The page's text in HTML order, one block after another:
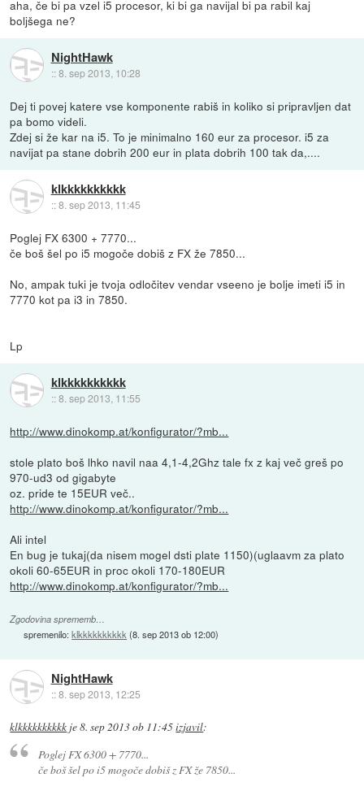
aha, če bi pa vzel i5 procesor, ki bi ga navijal bi pa rabil kaj
boljšega ne?
NightHawk
::8. sep 2013, 10:28
Dej ti povej katere vse komponente rabiš in koliko si pripravljen dat
pa bomo videli.
Zdej si že kar na i5. To je minimalno 160 eur za procesor. i5 za
navijat pa stane dobrih 200 eur in plata dobrih 100 tak da,....
klkkkkkkkkkk
::8. sep 2013, 11:45
Poglej FX 6300 + 7770...
če boš šel po i5 mogoče dobiš z FX že 7850...
No, ampak tuki je tvoja odločitev vendar vseeno je bolje imeti i5 in
7770 kot pa i3 in 7850.
Lp
klkkkkkkkkkk
::8. sep 2013, 11:55
http://www.dinokomp.at/konfigurator/?mb...
stole plato boš lhko navil naa 4,1-4,2Ghz tale fx z kaj več greš po
970-ud3 od gigabyte
oz. pride te 15EUR več..
http://www.dinokomp.at/konfigurator/?mb...
Ali intel
En bug je tukaj(da nisem mogel dsti plate 1150)(uglaavm za plato
okoli 60-65EUR in proc okoli 170-180EUR
http://www.dinokomp.at/konfigurator/?mb...
Zgodovina sprememb…
spremenilo:klkkkkkkkkkk (8. sep 2013 ob 12:00)
NightHawk
::8. sep 2013, 12:25
klkkkkkkkkkk je8. sep 2013 ob 11:45izjavil:
Poglej FX 6300 + 7770...
če boš šel po i5 mogoče dobiš z FX že 7850...